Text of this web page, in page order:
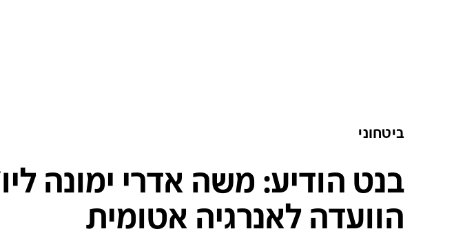
ביטחוני
בנט הודיע: משה אדרי ימונה
הוועדה לאנרגיה אטומית